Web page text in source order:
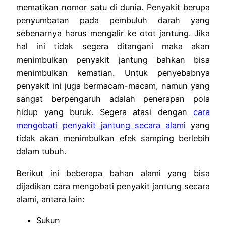
mematikan nomor satu di dunia. Penyakit berupa
penyumbatan pada pembuluh darah yang
sebenarnya harus mengalir ke otot jantung. Jika
hal ini tidak segera ditangani maka akan
menimbulkan penyakit jantung bahkan bisa
menimbulkan kematian. Untuk penyebabnya
penyakit ini juga bermacam-macam, namun yang
sangat berpengaruh adalah penerapan pola
hidup yang buruk. Segera atasi dengan cara
mengobati penyakit jantung secara alami yang
tidak akan menimbulkan efek samping berlebih
dalam tubuh.
Berikut ini beberapa bahan alami yang bisa
dijadikan cara mengobati penyakit jantung secara
alami, antara lain:
Sukun